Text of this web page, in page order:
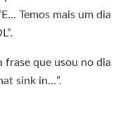
Temos mais um dia
frase que usou no dia
sink in…”.